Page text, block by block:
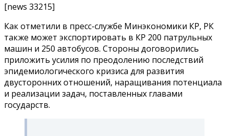
[news 33215]
Как отметили в пресс-службе Минэкономики КР, РК
также может экспортировать в КР 200 патрульных
машин и 250 автобусов. Стороны договорились
приложить усилия по преодолению последствий
эпидемиологического кризиса для развития
двусторонних отношений, наращивания потенциала
и реализации задач, поставленных главами
государств.